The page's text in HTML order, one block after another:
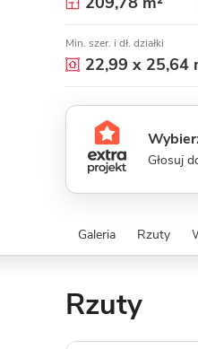
Min. szer. i dł. działki
22,99 x 25,64
Głosuj
Galeria Rzuty
Rzuty